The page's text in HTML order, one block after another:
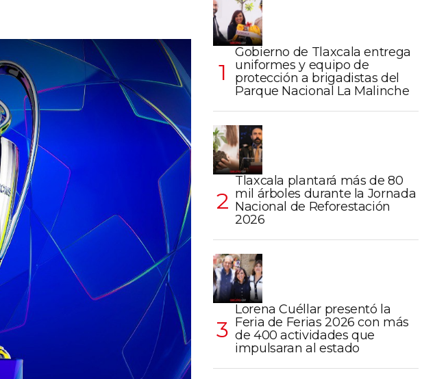
Gobierno de Tlaxcala entrega
uniformes y equipo de
protección a brigadistas del
Parque Nacional La Malinche
Tlaxcala plantará más de 80
mil árboles durante la Jornada
Nacional de Reforestación
2026
Lorena Cuéllar presentó la
Feria de Ferias 2026 con más
de 400 actividades que
impulsaran al estado